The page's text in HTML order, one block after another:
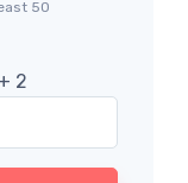
50
2